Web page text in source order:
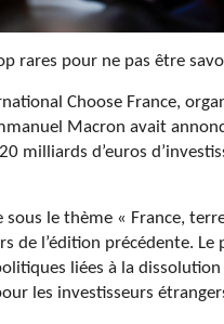
rares pour ne pas être
Choose France,
Macron avait
milliards d’euros
le thème « France,
de l’édition précédente.
liées à la dissolution
les investisseurs